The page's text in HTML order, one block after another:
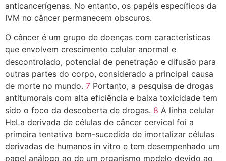
anticancerígenas. No entanto, os papéis específicos da
IVM no câncer permanecem obscuros.
O câncer é um grupo de doenças com características
que envolvem crescimento celular anormal e
descontrolado, potencial de penetração e difusão para
outras partes do corpo, considerado a principal causa
de morte no mundo. 7 Portanto, a pesquisa de drogas
antitumorais com alta eficiência e baixa toxicidade tem
sido o foco da descoberta de drogas. 8 A linha celular
HeLa derivada de células de câncer cervical foi a
primeira tentativa bem-sucedida de imortalizar células
derivadas de humanos in vitro e tem desempenhado um
papel análogo ao de um organismo modelo devido ao